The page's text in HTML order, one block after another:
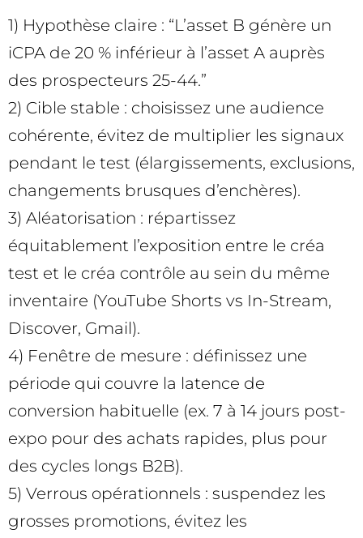
1) Hypothèse claire : “L’asset B génère un
iCPA de 20 % inférieur à l’asset A auprès
des prospecteurs 25-44.”
2) Cible stable : choisissez une audience
cohérente, évitez de multiplier les signaux
pendant le test (élargissements, exclusions,
changements brusques d’enchères).
3) Aléatorisation : répartissez
équitablement l’exposition entre le créa
test et le créa contrôle au sein du même
inventaire (YouTube Shorts vs In-Stream,
Discover, Gmail).
4) Fenêtre de mesure : définissez une
période qui couvre la latence de
conversion habituelle (ex. 7 à 14 jours post-
expo pour des achats rapides, plus pour
des cycles longs B2B).
5) Verrous opérationnels : suspendez les
grosses promotions, évitez les